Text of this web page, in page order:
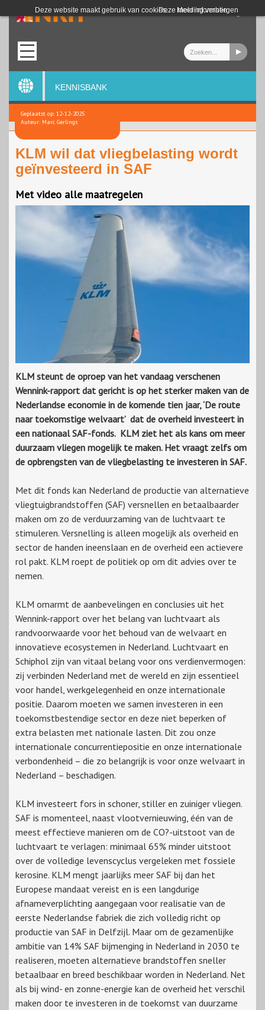
Deze website maakt gebruik van cookies. Meer informatie
Deze melding verbergen
Login
KENNISBANK
Geplaatst op: 12-12-2025
Auteur: Marc Gerlings
KLM wil dat vliegbelasting wordt
geïnvesteerd in SAF
Met video alle maatregelen
KLM steunt de oproep van het vandaag verschenen
Wennink-rapport dat gericht is op het sterker maken van de
Nederlandse economie in de komende tien jaar, ‘De route
naar toekomstige welvaart’ dat de overheid investeert in
een nationaal SAF-fonds. KLM ziet het als kans om meer
duurzaam vliegen mogelijk te maken. Het vraagt zelfs om
de opbrengsten van de vliegbelasting te investeren in SAF.
Met dit fonds kan Nederland de productie van alternatieve
vliegtuigbrandstoffen (SAF) versnellen en betaalbaarder
maken om zo de verduurzaming van de luchtvaart te
stimuleren. Versnelling is alleen mogelijk als overheid en
sector de handen ineenslaan en de overheid een actievere
rol pakt. KLM roept de politiek op om dit advies over te
nemen.
KLM omarmt de aanbevelingen en conclusies uit het
Wennink-rapport over het belang van luchtvaart als
randvoorwaarde voor het behoud van de welvaart en
innovatieve ecosystemen in Nederland. Luchtvaart en
Schiphol zijn van vitaal belang voor ons verdienvermogen:
zij verbinden Nederland met de wereld en zijn essentieel
voor handel, werkgelegenheid en onze internationale
positie. Daarom moeten we samen investeren in een
toekomstbestendige sector en deze niet beperken of
extra belasten met nationale lasten. Dit zou onze
internationale concurrentiepositie en onze internationale
verbondenheid – die zo belangrijk is voor onze welvaart in
Nederland – beschadigen.
KLM investeert fors in schoner, stiller en zuiniger vliegen.
SAF is momenteel, naast vlootvernieuwing, één van de
meest effectieve manieren om de CO?-uitstoot van de
luchtvaart te verlagen: minimaal 65% minder uitstoot
over de volledige levenscyclus vergeleken met fossiele
kerosine. KLM mengt jaarlijks meer SAF bij dan het
Europese mandaat vereist en is een langdurige
afnameverplichting aangegaan voor realisatie van de
eerste Nederlandse fabriek die zich volledig richt op
productie van SAF in Delfzijl. Maar om de gezamenlijke
ambitie van 14% SAF bijmenging in Nederland in 2030 te
realiseren, moeten alternatieve brandstoffen sneller
betaalbaar en breed beschikbaar worden in Nederland. Net
als bij wind- en zonne-energie kan de overheid het verschil
maken door te investeren in de toekomst van duurzame